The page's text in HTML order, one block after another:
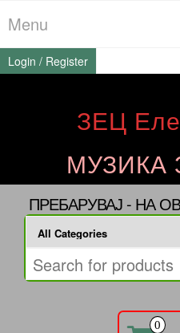
to
the
content
Menu
Login / Register
ЗЕЦ
МУЗИКА
ПРЕБАРУВАЈ - НА
0